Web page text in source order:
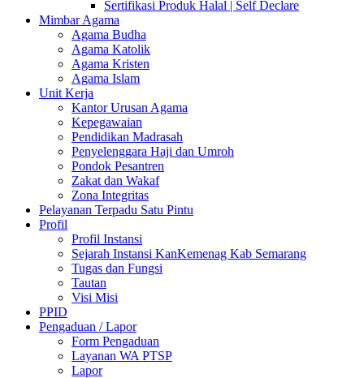
Sertifikasi Produk Halal | Self Declare
Mimbar Agama
Agama Budha
Agama Katolik
Agama Kristen
Agama Islam
Unit Kerja
Kantor Urusan Agama
Kepegawaian
Pendidikan Madrasah
Penyelenggara Haji dan Umroh
Pondok Pesantren
Zakat dan Wakaf
Zona Integritas
Pelayanan Terpadu Satu Pintu
Profil
Profil Instansi
Sejarah Instansi KanKemenag Kab Semarang
Tugas dan Fungsi
Tautan
Visi Misi
PPID
Pengaduan / Lapor
Form Pengaduan
Layanan WA PTSP
Lapor